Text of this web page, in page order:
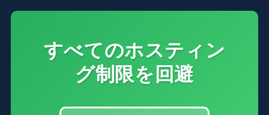
すべてのホスティン
グ制限を回避